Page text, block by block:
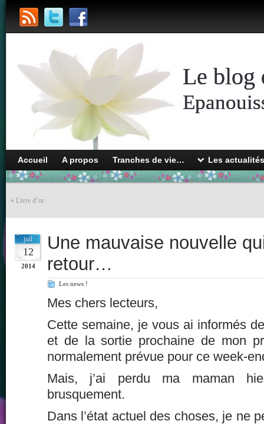
Le blog
Accueil A propos Tranches de vie… Les
« Livre d’or
juil
12
2014
Une mauvaise nouvelle
retour…
Les news !
Mes chers lecteurs,
Cette semaine, je vous ai informés
et de la sortie prochaine de mon
normalement prévue pour ce week-
Mais, j’ai perdu ma maman
brusquement.
Dans l’état actuel des choses, je ne